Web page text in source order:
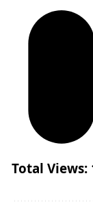
Total Views: